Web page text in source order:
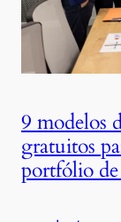
9 modelos
gratuitos
portfólio